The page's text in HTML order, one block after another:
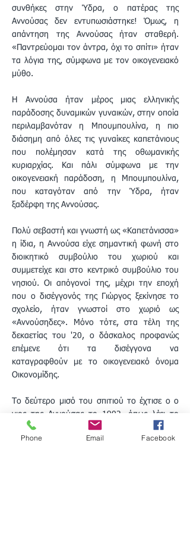
συνθήκες στην Ύδρα, ο πατέρας της
Αννούσας δεν εντυπωσιάστηκε! Όμως, η
απάντηση της Αννούσας ήταν σταθερή.
«Παντρεύομαι τον άντρα, όχι το σπίτι» ήταν
τα λόγια της, σύμφωνα με τον οικογενειακό
μύθο.
Η Αννούσα ήταν μέρος μιας ελληνικής
παράδοσης δυναμικών γυναικών, στην οποία
περιλαμβανόταν η Μπουμπουλίνα, η πιο
διάσημη από όλες τις γυναίκες καπετάνιους
που πολέμησαν κατά της οθωμανικής
κυριαρχίας. Και πάλι σύμφωνα με την
οικογενειακή παράδοση, η Μπουμπουλίνα,
που καταγόταν από την Ύδρα, ήταν
ξαδέρφη της Αννούσας.
Πολύ σεβαστή και γνωστή ως «Καπετάνισσα»
η ίδια, η Αννούσα είχε σημαντική φωνή στο
διοικητικό συμβούλιο του χωριού και
συμμετείχε και στο κεντρικό συμβούλιο του
νησιού. Οι απόγονοί της, μέχρι την εποχή
που ο δισέγγονός της Γιώργος ξεκίνησε το
σχολείο, ήταν γνωστοί στο χωριό ως
«Αννούσηδες». Μόνο τότε, στα τέλη της
δεκαετίας του '20, ο δάσκαλος προφανώς
επέμενε ότι τα δισέγγονα να
καταγραφθούν με το οικογενειακό όνομα
Οικονομίδης.
Το δεύτερο μισό του σπιτιού το έχτισε ο ο
γιος της Αννούσας το 1902, όπως λέει το
έτος που αναγράφεται σε μια γωνιακή πέτρα
του τοίχου.
Phone Email Facebook